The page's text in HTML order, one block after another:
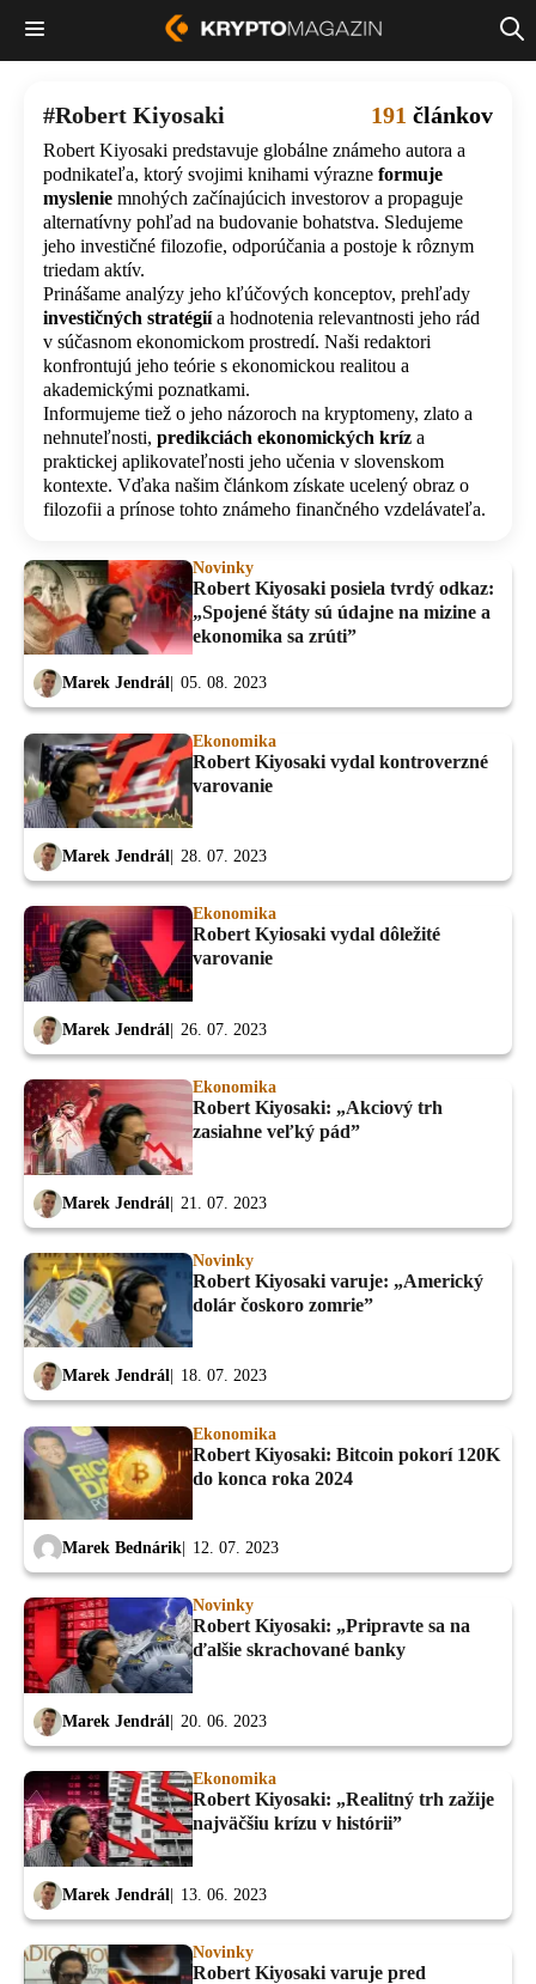
Robert Kiyosaki 191 článkov
Robert Kiyosaki predstavuje globálne známeho autora a
podnikateľa, ktorý svojimi knihami výrazne formuje
myslenie mnohých začínajúcich investorov a propaguje
alternatívny pohľad na budovanie bohatstva. Sledujeme
jeho investičné filozofie, odporúčania a postoje k rôznym
triedam aktív.
Prinášame analýzy jeho kľúčových konceptov, prehľady
investičných stratégiía hodnotenia relevantnosti jeho rád
v súčasnom ekonomickom prostredí. Naši redaktori
konfrontujú jeho teórie s ekonomickou realitou a
akademickými poznatkami.
Informujeme tiež o jeho názoroch na kryptomeny, zlato a
nehnuteľnosti, predikciách ekonomických kríz a
praktickej aplikovateľnosti jeho učenia v slovenskom
kontexte. Vďaka našim článkom získate ucelený obraz o
filozofii a prínose tohto známeho finančného vzdelávateľa.
Novinky
Robert Kiyosaki posiela tvrdý odkaz:
„Spojené štáty sú údajne na mizine a
ekonomika sa zrúti”
Marek Jendrál 05. 08. 2023
Ekonomika
Robert Kiyosaki vydal kontroverzné
varovanie
Marek Jendrál 28. 07. 2023
Ekonomika
Robert Kyiosaki vydal dôležité
varovanie
Marek Jendrál 26. 07. 2023
Ekonomika
Robert Kiyosaki: „Akciový trh
zasiahne veľký pád”
Marek Jendrál 21. 07. 2023
Novinky
Robert Kiyosaki varuje: „Americký
dolár čoskoro zomrie”
Marek Jendrál 18. 07. 2023
Ekonomika
Robert Kiyosaki: Bitcoin pokorí 120K
do konca roka 2024
Marek Bednárik 12. 07. 2023
Novinky
Robert Kiyosaki: „Pripravte sa na
ďalšie skrachované banky
Marek Jendrál 20. 06. 2023
Ekonomika
Robert Kiyosaki: „Realitný trh zažije
najväčšiu krízu v histórii”
Marek Jendrál 13. 06. 2023
Novinky
Robert Kiyosaki varuje pred